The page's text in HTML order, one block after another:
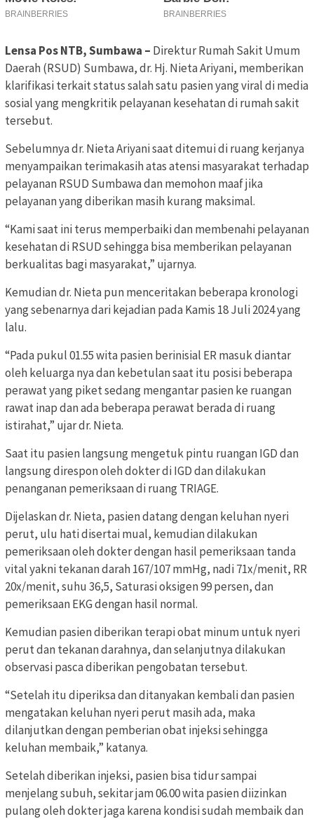
Lensa Pos NTB, Sumbawa – Direktur Rumah Sakit Umum
Daerah (RSUD) Sumbawa, dr. Hj. Nieta Ariyani, memberikan
klarifikasi terkait status salah satu pasien yang viral di media
sosial yang mengkritik pelayanan kesehatan di rumah sakit
tersebut.
Sebelumnya dr. Nieta Ariyani saat ditemui di ruang kerjanya
menyampaikan terimakasih atas atensi masyarakat terhadap
pelayanan RSUD Sumbawa dan memohon maaf jika
pelayanan yang diberikan masih kurang maksimal.
“Kami saat ini terus memperbaiki dan membenahi pelayanan
kesehatan di RSUD sehingga bisa memberikan pelayanan
berkualitas bagi masyarakat,” ujarnya.
Kemudian dr. Nieta pun menceritakan beberapa kronologi
yang sebenarnya dari kejadian pada Kamis 18 Juli 2024 yang
lalu.
“Pada pukul 01.55 wita pasien berinisial ER masuk diantar
oleh keluarga nya dan kebetulan saat itu posisi beberapa
perawat yang piket sedang mengantar pasien ke ruangan
rawat inap dan ada beberapa perawat berada di ruang
istirahat,” ujar dr. Nieta.
Saat itu pasien langsung mengetuk pintu ruangan IGD dan
langsung direspon oleh dokter di IGD dan dilakukan
penanganan pemeriksaan di ruang TRIAGE.
Dijelaskan dr. Nieta, pasien datang dengan keluhan nyeri
perut, ulu hati disertai mual, kemudian dilakukan
pemeriksaan oleh dokter dengan hasil pemeriksaan tanda
vital yakni tekanan darah 167/107 mmHg, nadi 71x/menit, RR
20x/menit, suhu 36,5, Saturasi oksigen 99 persen, dan
pemeriksaan EKG dengan hasil normal.
Kemudian pasien diberikan terapi obat minum untuk nyeri
perut dan tekanan darahnya, dan selanjutnya dilakukan
observasi pasca diberikan pengobatan tersebut.
“Setelah itu diperiksa dan ditanyakan kembali dan pasien
mengatakan keluhan nyeri perut masih ada, maka
dilanjutkan dengan pemberian obat injeksi sehingga
keluhan membaik,” katanya.
Setelah diberikan injeksi, pasien bisa tidur sampai
menjelang subuh, sekitar jam 06.00 wita pasien diizinkan
pulang oleh dokter jaga karena kondisi sudah membaik dan